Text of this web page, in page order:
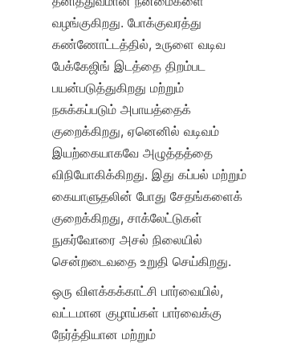
வழங்குகிறது. போக்குவரத்து
கண்ணோட்டத்தில், உருளை வடிவ
பேக்கேஜிங் இடத்தை திறம்பட
பயன்படுத்துகிறது மற்றும்
நசுக்கப்படும் அபாயத்தைக்
குறைக்கிறது, ஏனெனில் வடிவம்
இயற்கையாகவே அழுத்தத்தை
விநியோகிக்கிறது. இது கப்பல் மற்றும்
கையாளுதலின் போது சேதங்களைக்
குறைக்கிறது, சாக்லேட்டுகள்
நுகர்வோரை அசல் நிலையில்
சென்றடைவதை உறுதி செய்கிறது.
ஒரு விளக்கக்காட்சி பார்வையில்,
வட்டமான குழாய்கள் பார்வைக்கு
நேர்த்தியான மற்றும்